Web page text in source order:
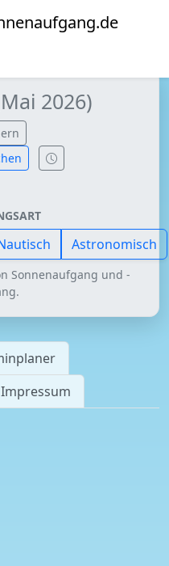
2026)
Astronomisch
Sonnenaufgang und -
Impressum